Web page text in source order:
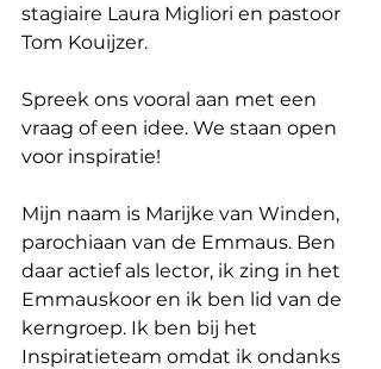
stagiaire Laura Migliori en pastoor
Tom Kouijzer.
Spreek ons vooral aan met een
vraag of een idee. We staan open
voor inspiratie!
Mijn naam is Marijke van Winden,
parochiaan van de Emmaus. Ben
daar actief als lector, ik zing in het
Emmauskoor en ik ben lid van de
kerngroep. Ik ben bij het
Inspiratieteam omdat ik ondanks